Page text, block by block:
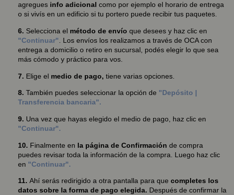
agregues info adicional como por ejemplo el horario de entrega
o si vivís en un edificio si tu portero puede recibir tus paquetes.
6. Selecciona el método de envío que desees y haz clic en
"Continuar" . Los envíos los realizamos a través de OCA con
entrega a domicilio o retiro en sucursal, podés elegir lo que sea
más cómodo y práctico para vos.
7. Elige el medio de pago, tiene varias opciones.
8. También puedes seleccionar la opción de "Depósito |
Transferencia bancaria".
9. Una vez que hayas elegido el medio de pago, haz clic en
"Continuar".
10. Finalmente en la página de Confirmación de compra
puedes revisar toda la información de la compra. Luego haz clic
en "Continuar".
11. Ahí serás redirigido a otra pantalla para que completes los
datos sobre la forma de pago elegida. Después de confirmar la